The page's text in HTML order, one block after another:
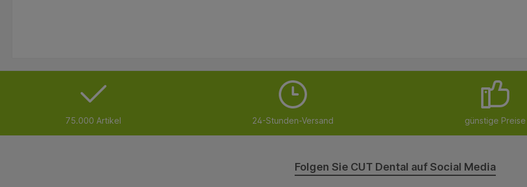
75.000 Artikel 24-Stunden-Versand günstige Preise
Folgen Sie CUT Dental auf Social Media